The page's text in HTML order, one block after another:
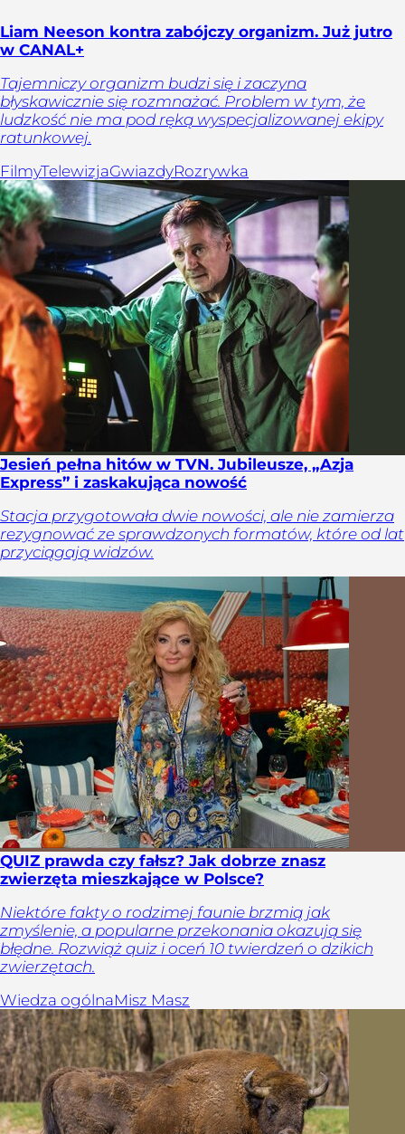
Liam Neeson kontra zabójczy organizm. Już jutro
w CANAL+
Tajemniczy organizm budzi się i zaczyna
błyskawicznie się rozmnażać. Problem w tym, że
ludzkość nie ma pod ręką wyspecjalizowanej ekipy
ratunkowej.
FilmyTelewizjaGwiazdyRozrywka
Jesień pełna hitów w TVN. Jubileusze, „Azja
Express” i zaskakująca nowość
Stacja przygotowała dwie nowości, ale nie zamierza
rezygnować ze sprawdzonych formatów, które od lat
przyciągają widzów.
QUIZ prawda czy fałsz? Jak dobrze znasz
zwierzęta mieszkające w Polsce?
Niektóre fakty o rodzimej faunie brzmią jak
zmyślenie, a popularne przekonania okazują się
błędne. Rozwiąż quiz i oceń 10 twierdzeń o dzikich
zwierzętach.
Wiedza ogólnaMisz Masz